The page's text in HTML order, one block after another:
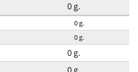
0 g.
0g.
0g.
0 g.